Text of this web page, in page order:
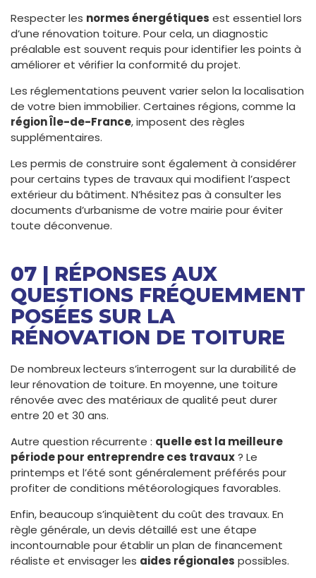
Respecter les normes énergétiques est essentiel lors
d’une rénovation toiture. Pour cela, un diagnostic
préalable est souvent requis pour identifier les points à
améliorer et vérifier la conformité du projet.
Les réglementations peuvent varier selon la localisation
de votre bien immobilier. Certaines régions, comme la
région Île-de-France, imposent des règles
supplémentaires.
Les permis de construire sont également à considérer
pour certains types de travaux qui modifient l’aspect
extérieur du bâtiment. N’hésitez pas à consulter les
documents d’urbanisme de votre mairie pour éviter
toute déconvenue.
07 | RÉPONSES AUX
QUESTIONS FRÉQUEMMENT
POSÉES SUR LA
RÉNOVATION DE TOITURE
De nombreux lecteurs s’interrogent sur la durabilité de
leur rénovation de toiture. En moyenne, une toiture
rénovée avec des matériaux de qualité peut durer
entre 20 et 30 ans.
Autre question récurrente : quelle est la meilleure
période pour entreprendre ces travaux? Le
printemps et l’été sont généralement préférés pour
profiter de conditions météorologiques favorables.
Enfin, beaucoup s’inquiètent du coût des travaux. En
règle générale, un devis détaillé est une étape
incontournable pour établir un plan de financement
réaliste et envisager les aides régionales possibles.